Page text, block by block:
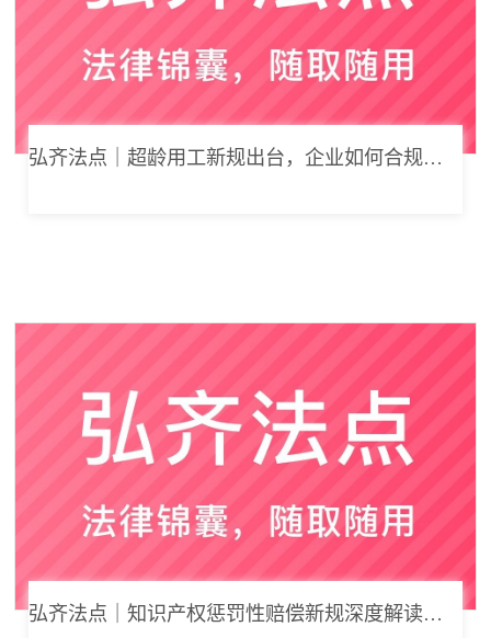
弘齐法点｜超龄用工新规出台，企业如何合规用工
弘齐法点｜知识产权惩罚性赔偿新规深度解读： 从“赔得起”到“赔不起”的司法逻辑